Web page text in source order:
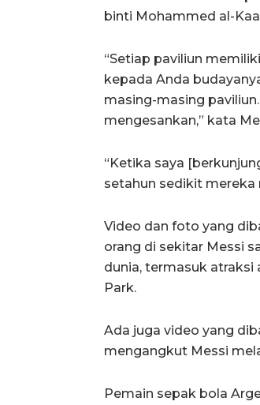
binti Mohammed al-
“Setiap paviliun
kepada Anda
masing-masing
mengesankan,” kata
“Ketika saya
setahun sedikit mereka
Video dan foto yang
orang di sekitar Messi
dunia, termasuk atraksi
Park.
Ada juga video yang
mengangkut Messi
Pemain sepak bola